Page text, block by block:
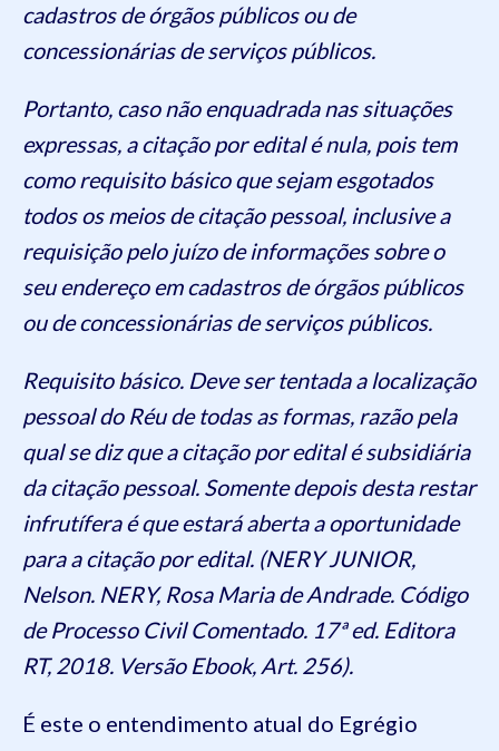
cadastros de órgãos públicos ou de
concessionárias de serviços públicos.
Portanto, caso não enquadrada nas situações
expressas, a citação por edital é nula, pois tem
como requisito básico que sejam esgotados
todos os meios de citação pessoal, inclusive a
requisição pelo juízo de informações sobre o
seu endereço em cadastros de órgãos públicos
ou de concessionárias de serviços públicos.
Requisito básico. Deve ser tentada a localização
pessoal do Réu de todas as formas, razão pela
qual se diz que a citação por edital é subsidiária
da citação pessoal. Somente depois desta restar
infrutífera é que estará aberta a oportunidade
para a citação por edital. (NERY JUNIOR,
Nelson. NERY, Rosa Maria de Andrade. Código
de Processo Civil Comentado. 17ª ed. Editora
RT, 2018. Versão Ebook, Art. 256).
É este o entendimento atual do Egrégio